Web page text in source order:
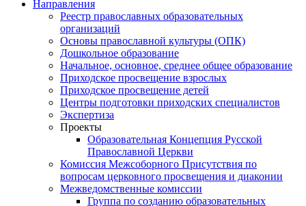
Направления
Реестр православных образовательных
организаций
Основы православной культуры (ОПК)
Дошкольное образование
Начальное, основное, среднее общее образование
Приходское просвещение взрослых
Приходское просвещение детей
Центры подготовки приходских специалистов
Экспертиза
Проекты
Образовательная Концепция Русской
Православной Церкви
Комиссия Межсоборного Присутствия по
вопросам церковного просвещения и диаконии
Межведомственные комиссии
Группа по созданию образовательных